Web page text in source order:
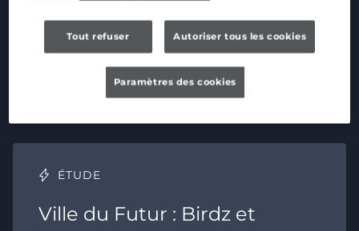
Corporate
ÉTUDE
Ville du Futur : Birdz et
Tout refuser Autoriser tous les cookies
Paramètres des cookies